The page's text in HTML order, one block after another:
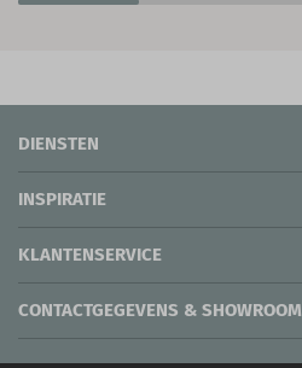
DIENSTEN
INSPIRATIE
KLANTENSERVICE
CONTACTGEGEVENS & SHOWROOM